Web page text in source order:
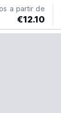
a partir de
€12.10